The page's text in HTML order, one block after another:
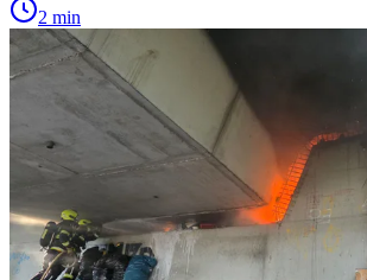
2 min